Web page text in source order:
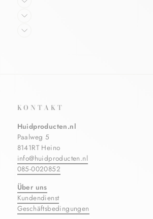
KONTAKT
Huidproducten.nl
Paalweg 5
8141RT Heino
info@huidproducten.nl
085-0020852
Über uns
Kundendienst
Geschäftsbedingungen